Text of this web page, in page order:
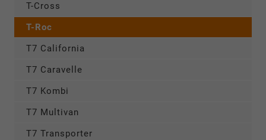
T-Cross
T-Roc
T7 California
T7 Caravelle
T7 Kombi
T7 Multivan
T7 Transporter